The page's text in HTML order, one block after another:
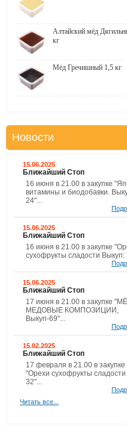
Алтайский мёд
кг
Мёд Гречишный 1,5 кг
Новости
15.06.2025
Ближайший Стоп
16 июня в 21.00 в закупке
витамины и биодобавки.
24"...
15.06.2025
Ближайший Стоп
16 июня в 21.00 в закупке
сухофрукты сладости Выкуп:
15.06.2025
Ближайший Стоп
17 июня в 21.00 в закупке
МЕДОВЫЕ КОМПОЗИЦИИ,
Выкуп-69"...
15.02.2025
Ближайший Стоп
17 февраля в 21.00 в закупке
"Орехи сухофрукты
32"...
Читать все...